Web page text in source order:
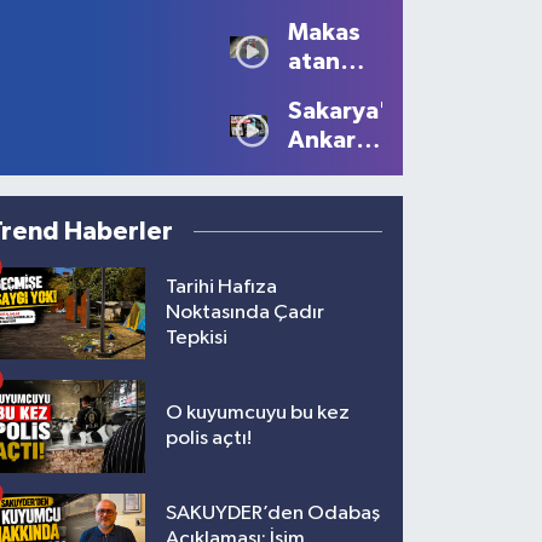
Manzaralar
Oluştu
Tüm
Güzelliğiyle
Devam
Ediyor
Makas
atan
10 bin
lira ceza
Sakarya'dan
Ankara'ya
çağrısı
Haberler
Tarihi Hafıza
Noktasında Çadır
Tepkisi
O kuyumcuyu bu kez
polis açtı!
SAKUYDER’den Odabaş